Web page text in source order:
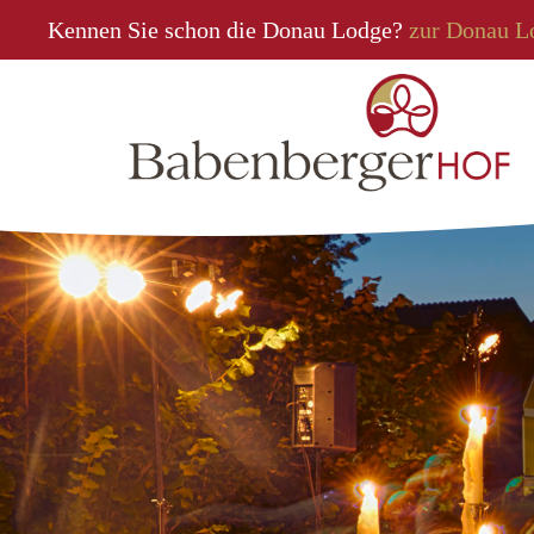
Kennen Sie schon die Donau Lodge? zur Donau